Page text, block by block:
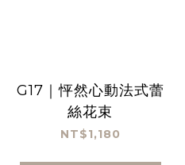
G17｜怦然心動法式蕾
絲花束
NT$1,180